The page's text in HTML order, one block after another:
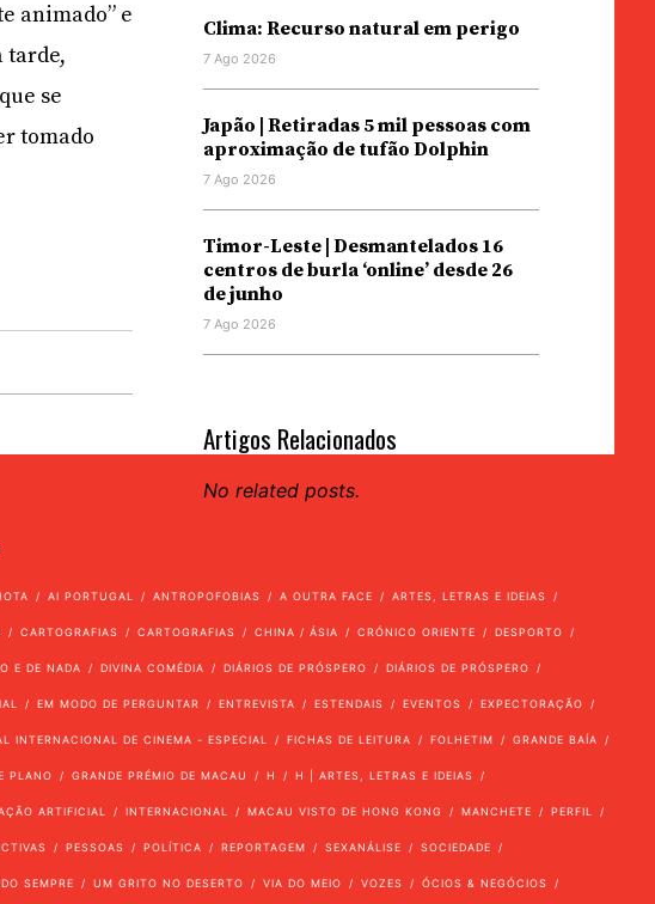
animado” e
tarde,
se
tomado
Clima: Recurso natural em perigo
7 Ago 2026
Japão | Retiradas 5 mil pessoas com
aproximação de tufão Dolphin
7 Ago 2026
Timor-Leste | Desmantelados 16
centros de burla ‘online’ desde 26
de junho
7 Ago 2026
Artigos Relacionados
No related posts.
AI PORTUGAL ANTROPOFOBIAS A OUTRA FACE ARTES, LETRAS E IDEIAS
CARTOGRAFIAS CARTOGRAFIAS CHINA / ÁSIA CRÓNICO ORIENTE DESPORTO
E DE NADA DIVINA COMÉDIA DIÁRIOS DE PRÓSPERO DIÁRIOS DE PRÓSPERO
EM MODO DE PERGUNTAR ENTREVISTA ESTENDAIS EVENTOS EXPECTORAÇÃO
INTERNACIONAL DE CINEMA - ESPECIAL FICHAS DE LEITURA FOLHETIM GRANDE BAÍA
PLANO GRANDE PRÉMIO DE MACAU H H | ARTES, LETRAS E IDEIAS
ARTIFICIAL INTERNACIONAL MACAU VISTO DE HONG KONG MANCHETE PERFIL
PESSOAS POLÍTICA REPORTAGEM SEXANÁLISE SOCIEDADE
SEMPRE UM GRITO NO DESERTO VIA DO MEIO VOZES ÓCIOS & NEGÓCIOS